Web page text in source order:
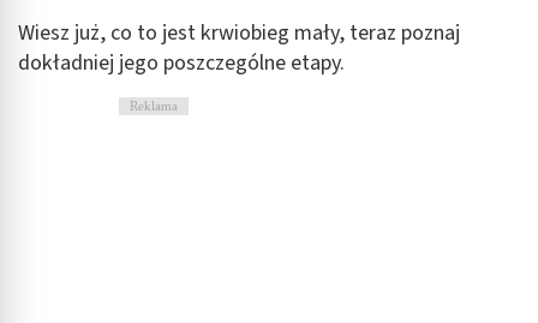
Wiesz już, co to jest krwiobieg mały, teraz poznaj
dokładniej jego poszczególne etapy.
Reklama